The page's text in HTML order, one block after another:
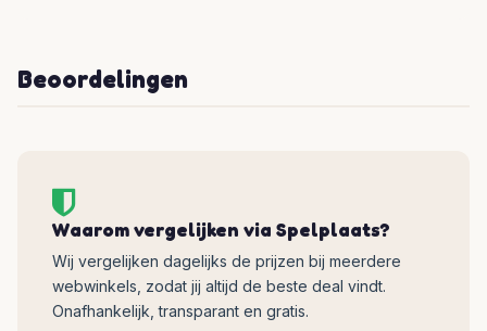
Beoordelingen
Waarom vergelijken via Spelplaats?
Wij vergelijken dagelijks de prijzen bij meerdere
webwinkels, zodat jij altijd de beste deal vindt.
Onafhankelijk, transparant en gratis.